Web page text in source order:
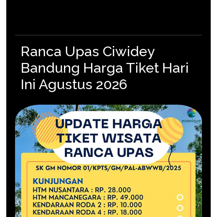
Ranca Upas Ciwidey
Bandung Harga Tiket Hari
Ini Agustus 2026